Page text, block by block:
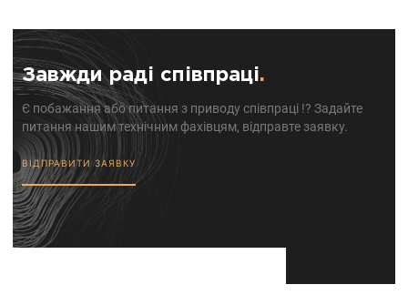
Завжди раді співпраці.
Є побажання або питання з приводу співпраці !? Задайте
питання нашим технічним фахівцям, відправте заявку.
ВІДПРАВИТИ ЗАЯВКУ